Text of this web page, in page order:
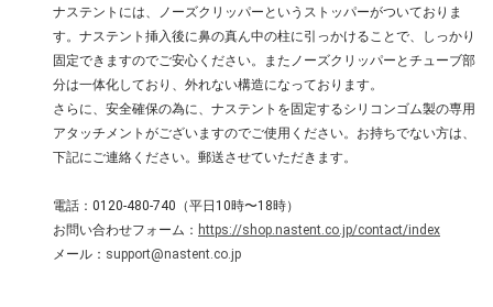
ナステントには、ノーズクリッパーというストッパーがついておりま
す。ナステント挿入後に鼻の真ん中の柱に引っかけることで、しっかり
固定できますのでご安心ください。またノーズクリッパーとチューブ部
分は一体化しており、外れない構造になっております。
さらに、安全確保の為に、ナステントを固定するシリコンゴム製の専用
アタッチメントがございますのでご使用ください。お持ちでない方は、
下記にご連絡ください。郵送させていただきます。
電話：0120-480-740（平日10時〜18時）
お問い合わせフォーム： https://shop.nastent.co.jp/contact/index
メール： support@nastent.co.jp